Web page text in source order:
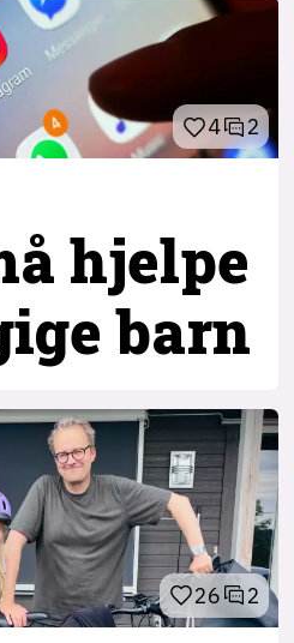
4 2
hjelpe
barn
26 2